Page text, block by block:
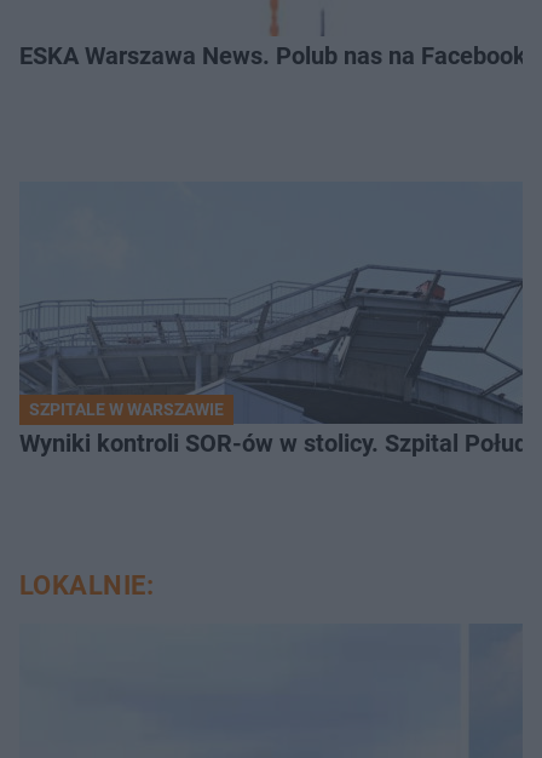
ESKA Warszawa News. Polub nas na
SZPITALE W WARSZAWIE
Wyniki kontroli SOR-ów w stolicy. Szpital
LOKALNIE: